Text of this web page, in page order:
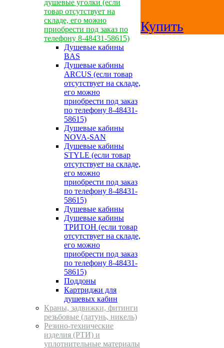
душевые уголки (если
товар отсутствует на
складе, его можно
приобрести под заказ по
телефону 8-48431-58615)
Душевые кабины
BAS
Душевые кабины
ARCUS (если товар
отсутствует на складе,
его можно
приобрести под заказ
по телефону 8-48431-
58615)
Душевые кабины
NOVA-SAN
Душевые кабины
STYLE (если товар
отсутствует на складе,
его можно
приобрести под заказ
по телефону 8-48431-
58615)
Душевые кабины
Душевые кабины
ТРИТОН (если товар
отсутствует на складе,
его можно
приобрести под заказ
по телефону 8-48431-
58615)
Поддоны
Картриджи для
душевых кабин
Краны, задвижки, фитинги
резьбовые (латунь, никель)
Резино-технические
изделия (РТИ) и
уплотнительные материалы
Купить